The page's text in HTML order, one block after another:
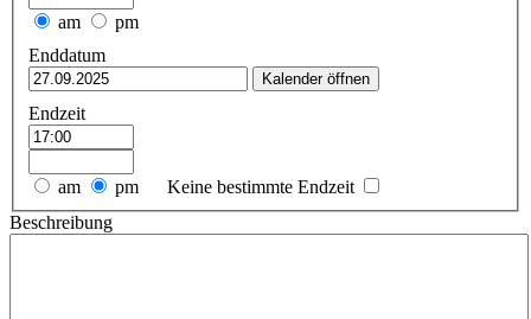
am
pm
Enddatum
Kalender öffnen
Endzeit
am pm
Keine bestimmte Endzeit
Beschreibung